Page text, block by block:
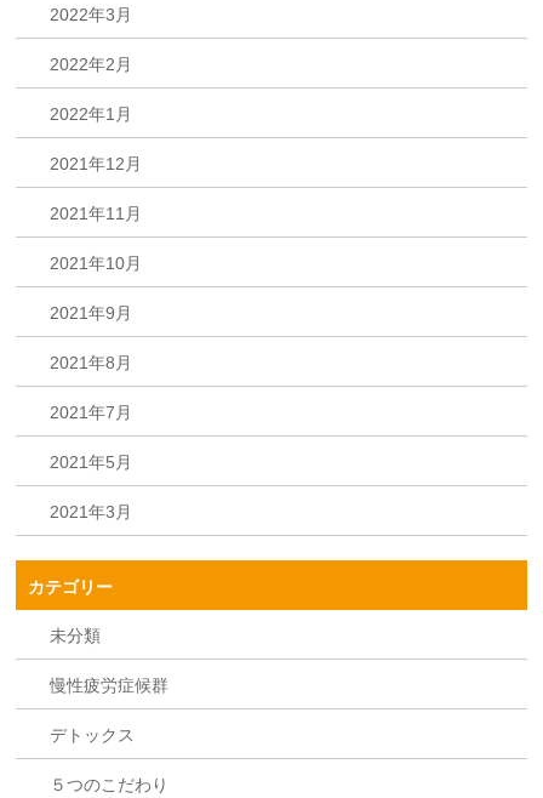
2022年3月
2022年2月
2022年1月
2021年12月
2021年11月
2021年10月
2021年9月
2021年8月
2021年7月
2021年5月
2021年3月
カテゴリー
未分類
慢性疲労症候群
デトックス
５つのこだわり